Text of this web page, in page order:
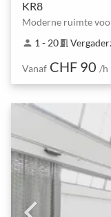
KR8
person 1 - 20meeting_room
Vanaf CHF 90 /h